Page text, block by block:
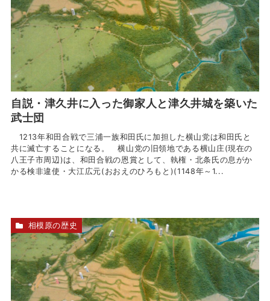
自説・津久井に入った御家人と津久井城を築いた
武士団
1213年和田合戦で三浦一族和田氏に加担した横山党は和田氏と
共に滅亡することになる。 横山党の旧領地である横山庄(現在の
八王子市周辺)は、和田合戦の恩賞として、執権・北条氏の息がか
かる検非違使・大江広元(おおえのひろもと)(1148年～1...
相模原の歴史